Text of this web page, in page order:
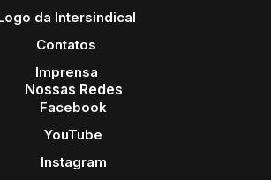
da Intersindical
Contatos
Imprensa
Nossas Redes
Facebook
YouTube
Instagram